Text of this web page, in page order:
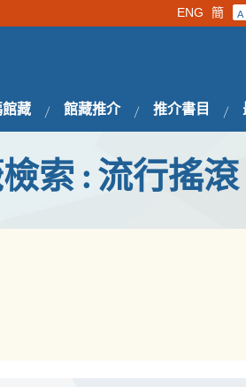
ENG 簡 A
館藏 館藏推介 推介書目
索 : 流行搖滾